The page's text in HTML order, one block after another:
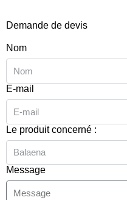
Demande de devis
Nom
E-mail
Le produit concerné :
Message